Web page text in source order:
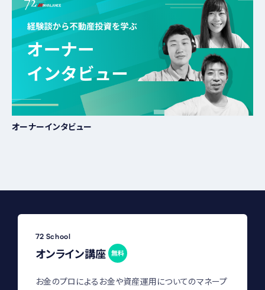
地震に関する危険性が、建物倒壊危険度、火災危険度、災害
時活動困難係数及び総合危険度で示されています。5段階で
数値が大きいほど「相対的に危険度の高い地域」となります。
都内の物件を検討する際には、こちらをチェックしておきまし
ょう。
東京都 地震に関する地域危険度測定調査
火災保険にも入っているので大丈夫かと。色々ネットでも調
べてみましたが、それこそ天災みたいなことが起きない限り
オーナーインタビュー
72 School
オンライン講座 無料
お金のプロによるお金や資産運用についてのマネープ